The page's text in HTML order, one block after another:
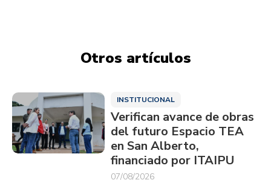
Otros artículos
INSTITUCIONAL
Verifican avance de obras
del futuro Espacio TEA
en San Alberto,
financiado por ITAIPU
07/08/2026